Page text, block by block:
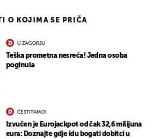
O KOJIMA SE PRIČA
U ZAGORJU
Teška prometna nesreća! Jedna osoba
poginula
ČESTITAMO!
Izvučen je Eurojackpot od čak 32,6 milijuna
eura: Doznajte gdje idu bogati dobitci u